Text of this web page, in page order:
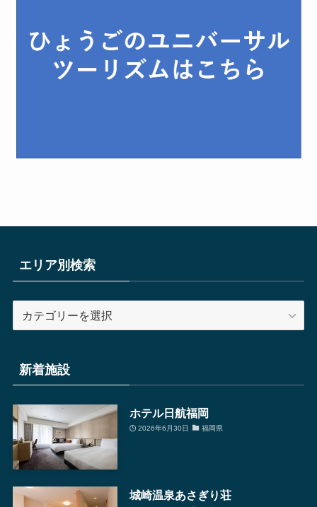
エリア別検索
リ
別
検
新着施設
ホテル日航福岡
2026年6月30日 福岡県
城崎温泉あさぎり荘